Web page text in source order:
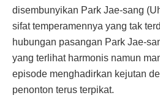
disembunyikan Park Jae-sang
sifat temperamennya yang tak
hubungan pasangan Park Jae-
yang terlihat harmonis namun
episode menghadirkan kejutan
penonton terus terpikat.